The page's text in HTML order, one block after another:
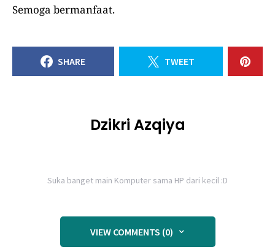
Semoga bermanfaat.
SHARE TWEET
Dzikri Azqiya
Suka banget main Komputer sama HP dari kecil :D
VIEW COMMENTS (0)